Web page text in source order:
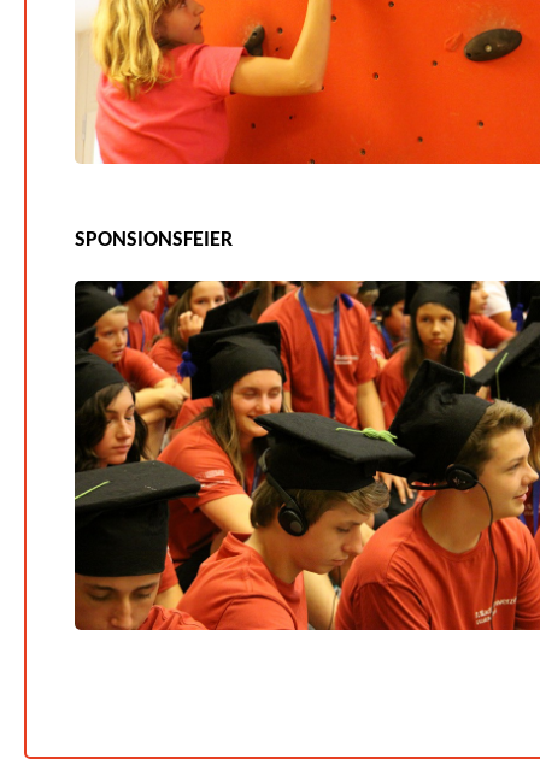
SPONSIONSFEIER